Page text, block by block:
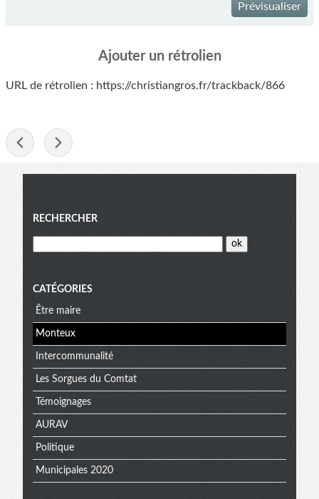
Prévisualiser
Ajouter un rétrolien
URL de rétrolien : https://christiangros.fr/trackback/866
Menu
RECHERCHER
CATÉGORIES
Être maire
Monteux
Intercommunalité
Les Sorgues du Comtat
Témoignages
AURAV
Politique
Municipales 2020